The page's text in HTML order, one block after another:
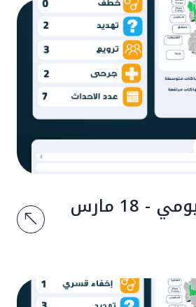
الانفوغراف اليومي - 18 مارس